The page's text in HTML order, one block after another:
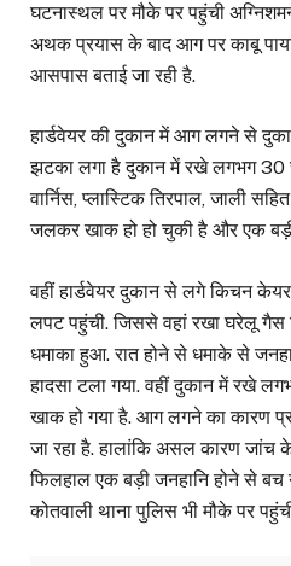
घटनास्थल पर मौके पर पहुंची
अथक प्रयास के बाद आग पर काबू
आसपास बताई जा रही है.
हार्डवेयर की दुकान में आग लगने से
झटका लगा है दुकान में रखे लगभग
वार्निस, प्लास्टिक तिरपाल, जाली
जलकर खाक हो हो चुकी है और एक बड़ी
वहीं हार्डवेयर दुकान से लगे किचन
लपट पहुंची. जिससे वहां रखा घरेलू
धमाका हुआ. रात होने से धमाके से
हादसा टला गया. वहीं दुकान में रखे
खाक हो गया है. आग लगने का कारण
जा रहा है. हालांकि असल कारण जांच
फिलहाल एक बड़ी जनहानि होने से बच
कोतवाली थाना पुलिस भी मौके पर